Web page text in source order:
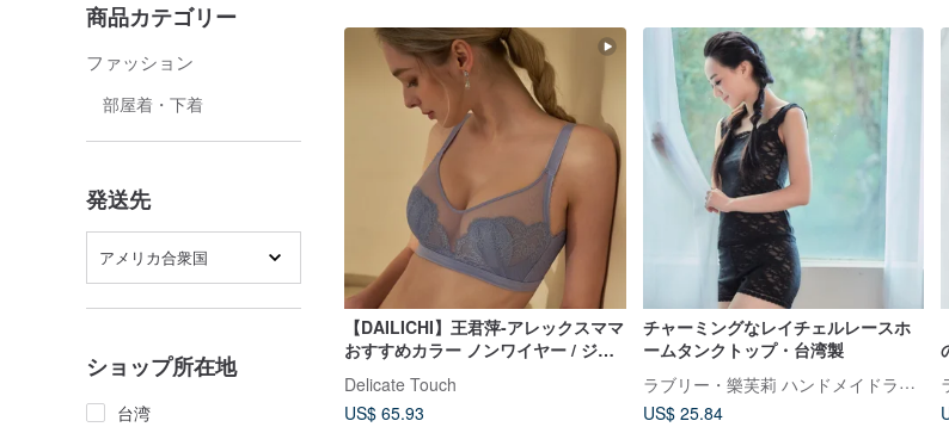
商品カテゴリー
ファッション
部屋着・下着
発送先
アメリカ合衆国
ショップ所在地
台湾
【DAILICHI】王君萍-アレックスママ
おすすめカラー ノンワイヤー / ジャ
ーカップブラ-グレー
Delicate Touch
US$ 65.93
チャーミングなレイチェルレースホ
ームタンクトップ・台湾製
ラブリー・樂芙莉 ハンドメイドランジェリー
US$ 25.84